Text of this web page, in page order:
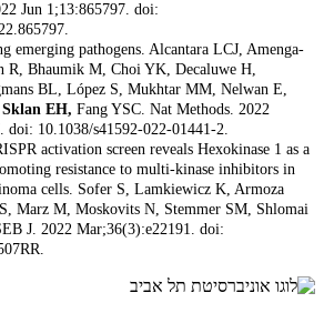
Jun 1;13:865797. doi:
emerging pathogens. Alcantara LCJ, Amenga-
R, Bhaumik M, Choi YK, Decaluwe H,
BL, López S, Mukhtar MM, Nelwan E,
Sklan EH, Fang YSC. Nat Methods. 2022
doi: 10.1038/s41592-022-01441-2.
activation screen reveals Hexokinase 1 as a
resistance to multi-kinase inhibitors in
cells. Sofer S, Lamkiewicz K, Armoza
Marz M, Moskovits N, Stemmer SM, Shlomai
J. 2022 Mar;36(3):e22191. doi: